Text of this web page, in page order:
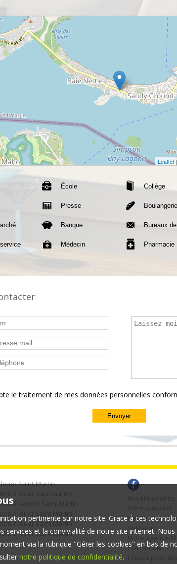
Leaflet
École Collège
Presse Boulangerie
Banque Bureaux
Médecin Pharmacie
le traitement de mes données personnelles
Saint-Martin
à vendre Saint-Martin
à louer Saint-Martin
à louer Saint-Martin
Gestion,
St-Martin
Plan du site
pertinente sur notre site. Grace à ces
et la convivialité de notre site internet.
via la rubrique "Gérer les cookies" en bas de
notre politique de confidentialité.